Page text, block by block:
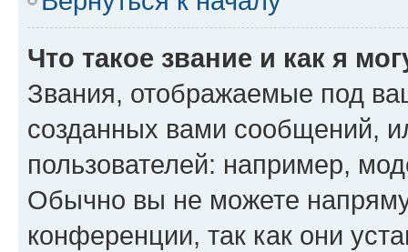
Что такое звание и как я
Звания, отображаемые под
созданных вами сообщений,
пользователей: например,
Обычно вы не можете
конференции, так как они